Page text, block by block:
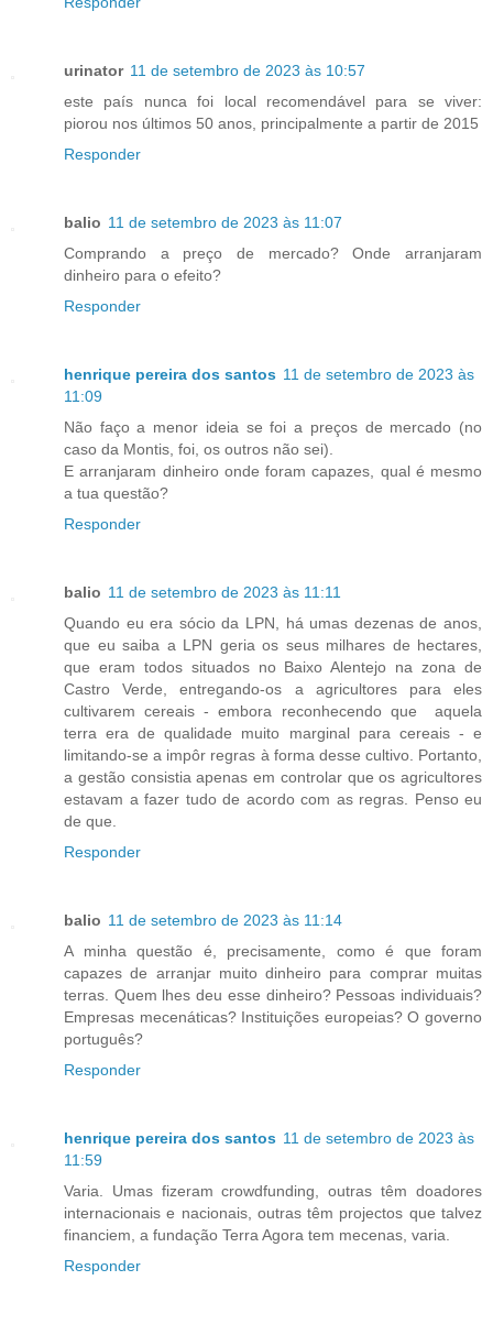
urinator 11 de setembro de 2023 às 10:57
este país nunca foi local recomendável para se viver:
piorou nos últimos 50 anos, principalmente a partir de 2015
Responder
balio 11 de setembro de 2023 às 11:07
Comprando a preço de mercado? Onde arranjaram
dinheiro para o efeito?
Responder
henrique pereira dos santos 11 de setembro de 2023 às
11:09
Não faço a menor ideia se foi a preços de mercado (no
caso da Montis, foi, os outros não sei).
E arranjaram dinheiro onde foram capazes, qual é mesmo
a tua questão?
Responder
balio 11 de setembro de 2023 às 11:11
Quando eu era sócio da LPN, há umas dezenas de anos,
que eu saiba a LPN geria os seus milhares de hectares,
que eram todos situados no Baixo Alentejo na zona de
Castro Verde, entregando-os a agricultores para eles
cultivarem cereais - embora reconhecendo que aquela
terra era de qualidade muito marginal para cereais - e
limitando-se a impôr regras à forma desse cultivo. Portanto,
a gestão consistia apenas em controlar que os agricultores
estavam a fazer tudo de acordo com as regras. Penso eu
de que.
Responder
balio 11 de setembro de 2023 às 11:14
A minha questão é, precisamente, como é que foram
capazes de arranjar muito dinheiro para comprar muitas
terras. Quem lhes deu esse dinheiro? Pessoas individuais?
Empresas mecenáticas? Instituições europeias? O governo
português?
Responder
henrique pereira dos santos 11 de setembro de 2023 às
11:59
Varia. Umas fizeram crowdfunding, outras têm doadores
internacionais e nacionais, outras têm projectos que talvez
financiem, a fundação Terra Agora tem mecenas, varia.
Responder